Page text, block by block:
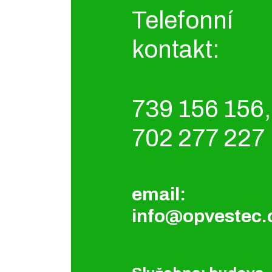
Telefonní
kontakt:
739 156 156,
702 277 227
email: